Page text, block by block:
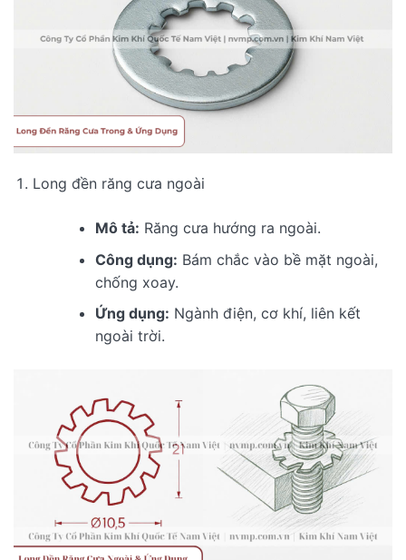
Long đền răng cưa ngoài
Mô tả: Răng cưa hướng ra ngoài.
Công dụng: Bám chắc vào bề mặt ngoài,
chống xoay.
Ứng dụng: Ngành điện, cơ khí, liên kết
ngoài trời.